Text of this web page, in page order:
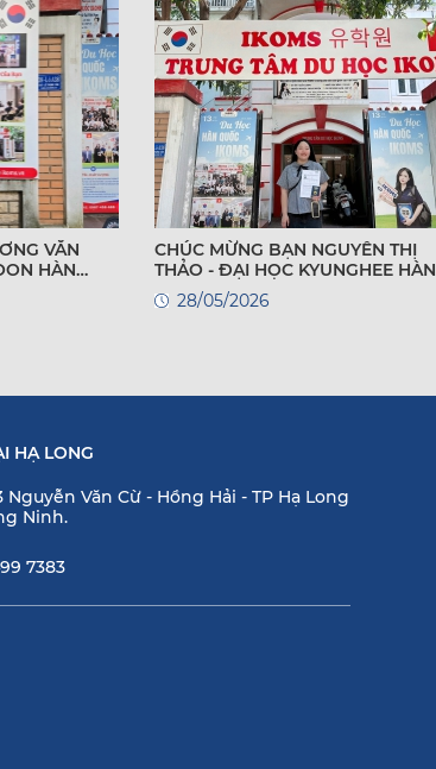
VĂN
HÀN
CHÚC MỪNG BẠN NGUYỄN THỊ
THẢO - ĐẠI HỌC KYUNGHEE HÀN
QUỐC
28/05/2026
HẠ LONG
Nguyễn Văn Cừ - Hồng Hải - TP Hạ Long
Ninh.
7383